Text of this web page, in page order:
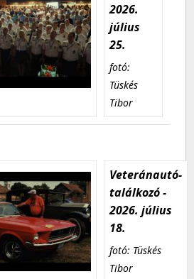
2026.
július
25.
fotó:
Tüskés
Tibor
Veteránautó-
találkozó -
2026. július
18.
fotó: Tüskés
Tibor